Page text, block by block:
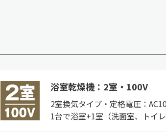
浴室乾燥機：2室・100V
2室換気タイプ・定格電圧：
1台で浴室+1室（洗面室、トイ